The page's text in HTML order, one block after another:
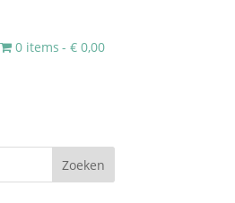
0 items € 0,00
Zoeken